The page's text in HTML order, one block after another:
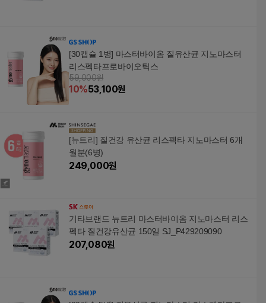
[30캡슐 1병] 마스터바이옴 질유산균 지노마스터
리스펙타프로바이오틱스
59,000원
10%53,100원
[뉴트리] 질건강 유산균 리스펙타 지노마스터 6개
월분(6병)
249,000원
기타브랜드 뉴트리 마스터바이옴 지노마스터 리스
펙타 질건강유산균 150일 SJ_P429209090
207,080원